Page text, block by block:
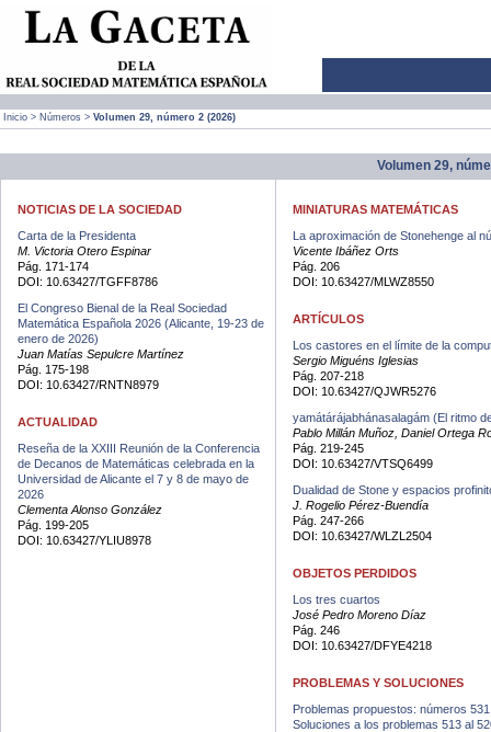
Inicio > Números > Volumen 29, número 2 (2026)
Volumen 29,
NOTICIAS DE LA SOCIEDAD
Carta de la Presidenta
M. Victoria Otero Espinar
Pág. 171-174
DOI: 10.63427/TGFF8786
El Congreso Bienal de la Real Sociedad
Matemática Española 2026 (Alicante, 19-23 de
enero de 2026)
Juan Matías Sepulcre Martínez
Pág. 175-198
DOI: 10.63427/RNTN8979
ACTUALIDAD
Reseña de la XXIII Reunión de la Conferencia
de Decanos de Matemáticas celebrada en la
Universidad de Alicante el 7 y 8 de mayo de
2026
Clementa Alonso González
Pág. 199-205
DOI: 10.63427/YLIU8978
MINIATURAS MATEMÁTICAS
La aproximación de Stonehenge al
Vicente Ibáñez Orts
Pág. 206
DOI: 10.63427/MLWZ8550
ARTÍCULOS
Los castores en el límite de la
Sergio Miguéns Iglesias
Pág. 207-218
DOI: 10.63427/QJWR5276
yamátárájabhánasalagám (El ritmo
Pablo Millán Muñoz, Daniel Ortega
Pág. 219-245
DOI: 10.63427/VTSQ6499
Dualidad de Stone y espacios
J. Rogelio Pérez-Buendía
Pág. 247-266
DOI: 10.63427/WLZL2504
OBJETOS PERDIDOS
Los tres cuartos
José Pedro Moreno Díaz
Pág. 246
DOI: 10.63427/DFYE4218
PROBLEMAS Y SOLUCIONES
Problemas propuestos: números
Soluciones a los problemas 513 al